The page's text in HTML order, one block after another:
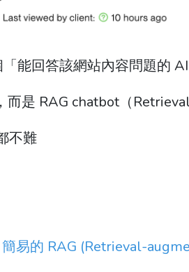
能回答該網站內容問題的 AI
而是 RAG chatbot（
不難
易的 RAG (Retrieval-